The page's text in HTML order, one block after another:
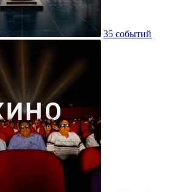
35 событий